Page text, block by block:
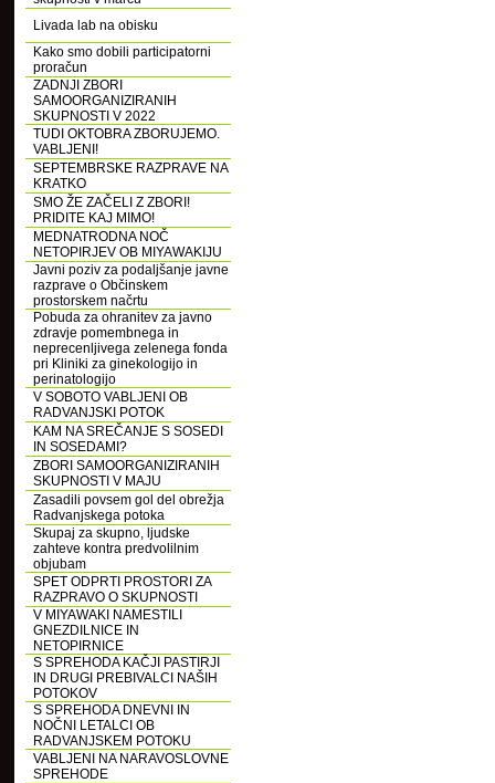
Livada lab na obisku
Kako smo dobili participatorni
proračun
ZADNJI ZBORI
SAMOORGANIZIRANIH
SKUPNOSTI V 2022
TUDI OKTOBRA ZBORUJEMO.
VABLJENI!
SEPTEMBRSKE RAZPRAVE NA
KRATKO
SMO ŽE ZAČELI Z ZBORI!
PRIDITE KAJ MIMO!
MEDNATRODNA NOČ
NETOPIRJEV OB MIYAWAKIJU
Javni poziv za podaljšanje javne
razprave o Občinskem
prostorskem načrtu
Pobuda za ohranitev za javno
zdravje pomembnega in
neprecenljivega zelenega fonda
pri Kliniki za ginekologijo in
perinatologijo
V SOBOTO VABLJENI OB
RADVANJSKI POTOK
KAM NA SREČANJE S SOSEDI
IN SOSEDAMI?
ZBORI SAMOORGANIZIRANIH
SKUPNOSTI V MAJU
Zasadili povsem gol del obrežja
Radvanjskega potoka
Skupaj za skupno, ljudske
zahteve kontra predvolilnim
objubam
SPET ODPRTI PROSTORI ZA
RAZPRAVO O SKUPNOSTI
V MIYAWAKI NAMESTILI
GNEZDILNICE IN
NETOPIRNICE
S SPREHODA KAČJI PASTIRJI
IN DRUGI PREBIVALCI NAŠIH
POTOKOV
S SPREHODA DNEVNI IN
NOČNI LETALCI OB
RADVANJSKEM POTOKU
VABLJENI NA NARAVOSLOVNE
SPREHODE